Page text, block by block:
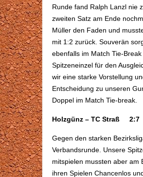
Runde fand Ralph Lanzl nie
zweiten Satz am Ende
Müller den Faden und
mit 1:2 zurück. Souverän
ebenfalls im Match Tie-
Spitzeneinzel für den
wir eine starke Vorstellung
Entscheidung zu unseren
Doppel im Match Tie-break.
Holzgünz – TC Straß 2:7
Gegen den starken
Verbandsrunde. Unsere
mitspielen mussten aber am
ihren Spielen Chancenlos